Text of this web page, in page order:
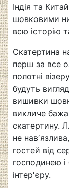
Індія та
шовковими
всю історію
Скатертина
перш за все
полотні
будуть
вишивки
викличе
скатертину.
не
гостей від
господинею
інтер′єру.